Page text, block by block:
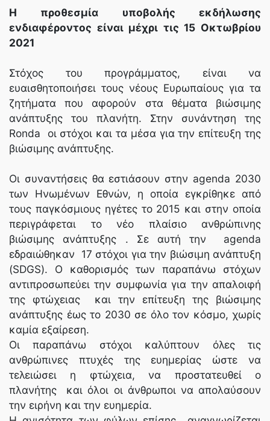
Η προθεσμία υποβολής εκδήλωσης
ενδιαφέροντος είναι μέχρι τις 15 Οκτωβρίου
2021
Στόχος του προγράμματος, είναι να
ευαισθητοποιήσει τους νέους Ευρωπαίους για τα
ζητήματα που αφορούν στα θέματα βιώσιμης
ανάπτυξης του πλανήτη. Στην συνάντηση της
Ronda οι στόχοι και τα μέσα για την επίτευξη της
βιώσιμης ανάπτυξης.
Οι συναντήσεις θα εστιάσουν στην agenda 2030
των Ηνωμένων Εθνών, η οποία εγκρίθηκε από
τους παγκόσμιους ηγέτες το 2015 και στην οποία
περιγράφεται το νέο πλαίσιο ανθρώπινης
βιώσιμης ανάπτυξης . Σε αυτή την agenda
εδραιώθηκαν 17 στόχοι για την βιώσιμη ανάπτυξη
(SDGS). Ο καθορισμός των παραπάνω στόχων
αντιπροσωπεύει την συμφωνία για την απαλοιφή
της φτώχειας και την επίτευξη της βιώσιμης
ανάπτυξης έως το 2030 σε όλο τον κόσμο, χωρίς
καμία εξαίρεση.
Οι παραπάνω στόχοι καλύπτουν όλες τις
ανθρώπινες πτυχές της ευημερίας ώστε να
τελειώσει η φτώχεια, να προστατευθεί ο
πλανήτης και όλοι οι άνθρωποι να απολαύσουν
την ειρήνη και την ευημερία.